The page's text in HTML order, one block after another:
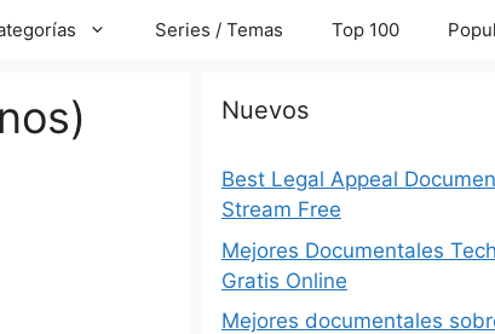
Series / Temas Top 100
Nuevos
Best Legal Appeal
Stream Free
Mejores Documentales
Gratis Online
Mejores documentales